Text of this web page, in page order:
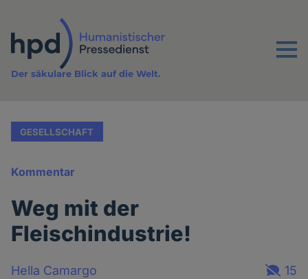
Inhalt
Menu
Der säkulare Blick auf die Welt.
GESELLSCHAFT
Kommentar
Weg mit der
Fleischindustrie!
Hella Camargo
15